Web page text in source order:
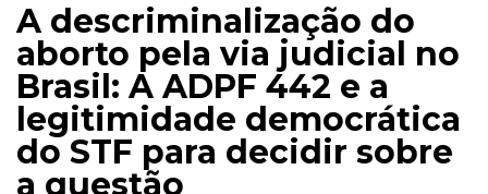
A descriminalização do
aborto pela via judicial no
Brasil: A ADPF 442 e a
legitimidade democrática
do STF para decidir sobre
a questão